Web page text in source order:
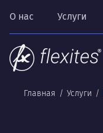
О нас Услуги
Главная Услуги